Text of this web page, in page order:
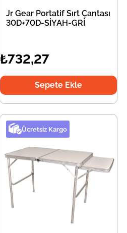
Jr Gear Portatif Sırt Çantası
30D+70D-SİYAH-GRİ
₺732,27
Sepete Ekle
Ücretsiz Kargo